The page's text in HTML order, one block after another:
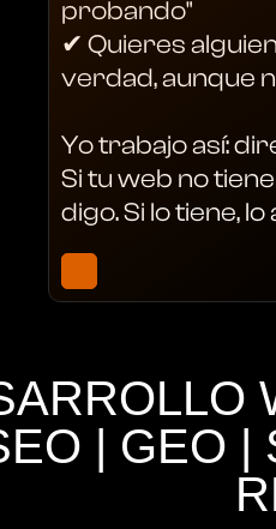
probando"
✔ Quieres
verdad, aunque
Yo trabajo así:
Si tu web no
digo. Si lo tiene,
| GEO |